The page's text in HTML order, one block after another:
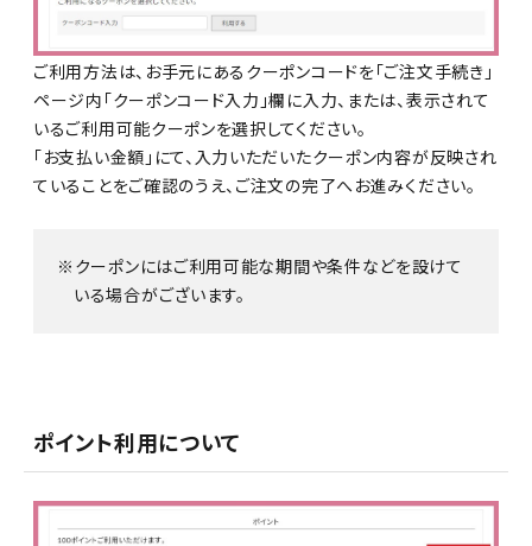
ご利用方法は、お手元にあるクーポンコードを「ご注文手続き」
ページ内「クーポンコード入力」欄に入力、または、表示されて
いるご利用可能クーポンを選択してください。
「お支払い金額」にて、入力いただいたクーポン内容が反映され
ていることをご確認のうえ、ご注文の完了へお進みください。
クーポンにはご利用可能な期間や条件などを設けて
いる場合がございます。
ポイント利用について